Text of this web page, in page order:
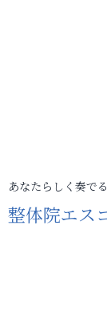
あなたらしく奏で
整体院エス